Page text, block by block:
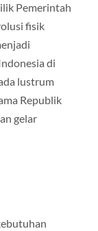
Pemerintah
fisik
di
lustrum
Republik
gelar